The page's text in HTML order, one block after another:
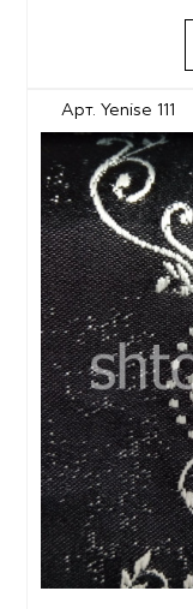
Арт. Yenise 111